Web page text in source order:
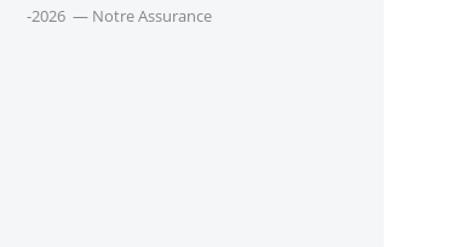
-2026 — Notre Assurance